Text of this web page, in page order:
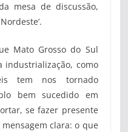
mesa de discussão,
Mato Grosso do Sul
industrialização, como
tem nos tornado
bem sucedido em
se fazer presente
clara: o que